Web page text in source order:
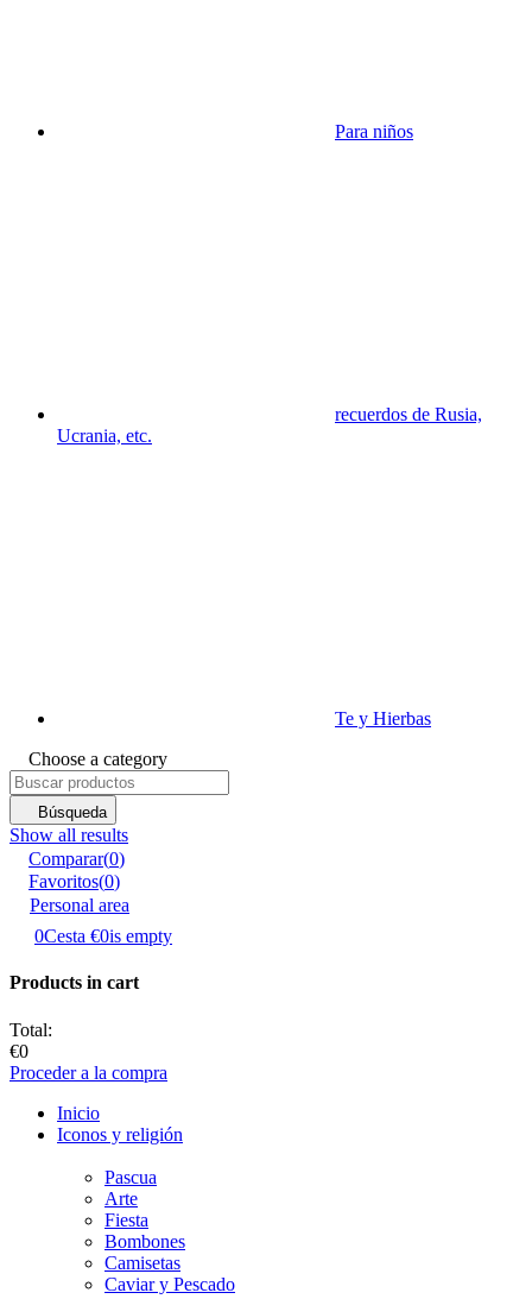
Para niños
recuerdos de Rusia,
Ucrania, etc.
Te y Hierbas
Choose a category
Búsqueda
Show all results
Comparar(0)
Favoritos(0)
Personal area
0Cesta €0is empty
Products in cart
Total:
€0
Proceder a la compra
Inicio
Iconos y religión
Pascua
Аrte
Fiesta
Bombones
Camisetas
Caviar y Pescado